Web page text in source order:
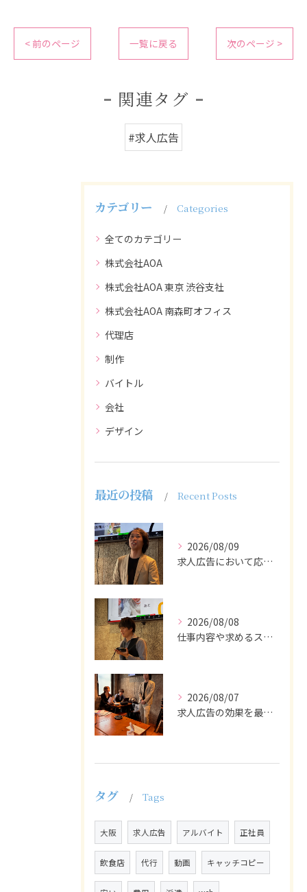
< 前のページ 一覧に戻る 次のページ >
関連タグ
#求人広告
カテゴリー Categories
全てのカテゴリー
株式会社AOA
株式会社AOA 東京 渋谷支社
株式会社AOA 南森町オフィス
代理店
制作
バイトル
会社
デザイン
最近の投稿 Recent Posts
2026/08/09
求人広告において応募者の質を大きく左右するのは、求人内容の充...
2026/08/08
仕事内容や求めるスキルを明確にし、ターゲット層に響くメッセー...
2026/08/07
求人広告の効果を最大化するために最も重要なのは、掲載タイミン...
タグ Tags
大阪 求人広告 アルバイト 正社員
飲食店 代行 動画 キャッチコピー